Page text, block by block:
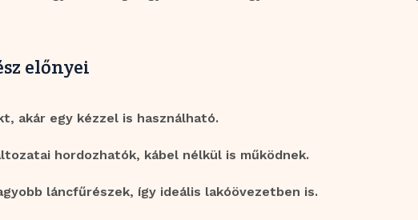
előnyei
akár egy kézzel is használható.
hordozhatók, kábel nélkül is működnek.
láncfűrészek, így ideális lakóövezetben is.